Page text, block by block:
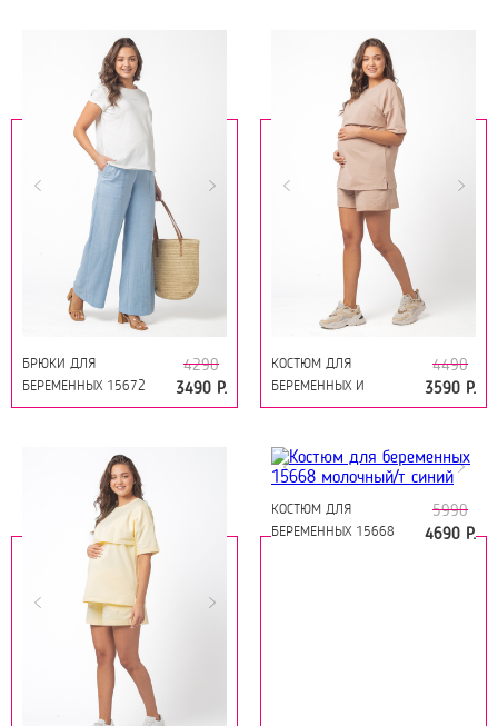
БРЮКИ ДЛЯ
БЕРЕМЕННЫХ 15672
ГОЛУБОЙ
4290
3490 Р.
КОСТЮМ ДЛЯ
БЕРЕМЕННЫХ И
КОРМЯЩИХ 15632
4490
3590 Р.
КОСТЮМ ДЛЯ
БЕРЕМЕННЫХ 15668
5990
4690 Р.